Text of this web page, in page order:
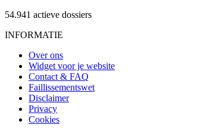
54.941 actieve dossiers
INFORMATIE
Over ons
Widget voor je website
Contact & FAQ
Faillissementswet
Disclaimer
Privacy
Cookies